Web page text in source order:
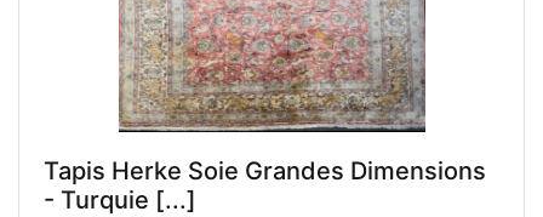
Tapis Herke Soie Grandes Dimensions
- Turquie [...]